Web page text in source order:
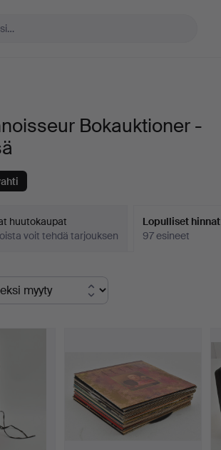
Bokauktioner -
huutokaupat
voit tehdä tarjouksen
Lopulliset hinnat
97 esineet